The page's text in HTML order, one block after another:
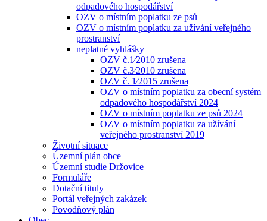
odpadového hospodářství
OZV o místním poplatku ze psů
OZV o místním poplatku za užívání veřejného
prostranství
neplatné vyhlášky
OZV č.1⁄2010 zrušena
OZV č.3⁄2010 zrušena
OZV č. 1⁄2015 zrušena
OZV o místním poplatku za obecní systém
odpadového hospodářství 2024
OZV o místním poplatku ze psů 2024
OZV o místním poplatku za užívání
veřejného prostranství 2019
Životní situace
Územní plán obce
Územní studie Držovice
Formuláře
Dotační tituly
Portál veřejných zakázek
Povodňový plán